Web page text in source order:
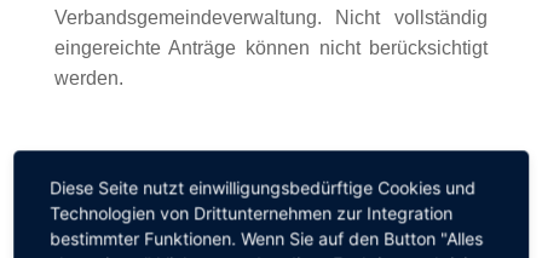
Verbandsgemeindeverwaltung. Nicht vollständig
eingereichte Anträge können nicht berücksichtigt
werden.
frühzeitig einreichen. Details zum
Antragsverfahren, die Förderrichtlinie und das
Diese Seite nutzt einwilligungsbedürftige Cookies und
Technologien von Drittunternehmen zur Integration
bestimmter Funktionen. Wenn Sie auf den Button "Alles